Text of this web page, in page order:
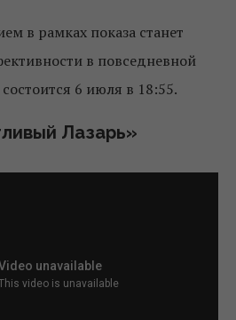
в рамках показа станет
в повседневной
6 июля в 18:55.
Лазарь»